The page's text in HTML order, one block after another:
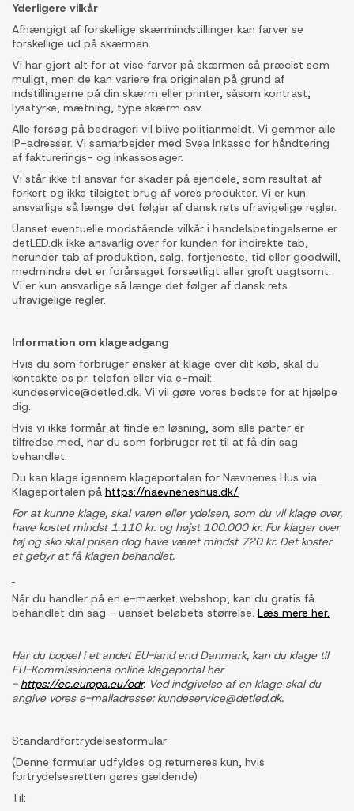
Yderligere vilkår
Afhængigt af forskellige skærmindstillinger kan farver se
forskellige ud på skærmen.
Vi har gjort alt for at vise farver på skærmen så præcist som
muligt, men de kan variere fra originalen på grund af
indstillingerne på din skærm eller printer, såsom kontrast,
lysstyrke, mætning, type skærm osv.
Alle forsøg på bedrageri vil blive politianmeldt. Vi gemmer alle
IP-adresser. Vi samarbejder med Svea Inkasso for håndtering
af fakturerings- og inkassosager.
Vi står ikke til ansvar for skader på ejendele, som resultat af
forkert og ikke tilsigtet brug af vores produkter. Vi er kun
ansvarlige så længe det følger af dansk rets ufravigelige regler.
Uanset eventuelle modstående vilkår i handelsbetingelserne er
detLED.dk ikke ansvarlig over for kunden for indirekte tab,
herunder tab af produktion, salg, fortjeneste, tid eller goodwill,
medmindre det er forårsaget forsætligt eller groft uagtsomt.
Vi er kun ansvarlige så længe det følger af dansk rets
ufravigelige regler.
Information om klageadgang
Hvis du som forbruger ønsker at klage over dit køb, skal du
kontakte os pr. telefon eller via e-mail:
kundeservice@detled.dk. Vi vil gøre vores bedste for at hjælpe
dig.
Hvis vi ikke formår at finde en løsning, som alle parter er
tilfredse med, har du som forbruger ret til at få din sag
behandlet:
Du kan klage igennem klageportalen for Nævnenes Hus via.
Klageportalen på https://naevneneshus.dk/
For at kunne klage, skal varen eller ydelsen, som du vil klage over,
have kostet mindst 1.110 kr. og højst 100.000 kr. For klager over
tøj og sko skal prisen dog have været mindst 720 kr. Det koster
et gebyr at få klagen behandlet.
Når du handler på en e-mærket webshop, kan du gratis få
behandlet din sag - uanset beløbets størrelse. Læs mere her.
Har du bopæl i et andet EU-land end Danmark, kan du klage til
EU-Kommissionens online klageportal her
- https://ec.europa.eu/odr. Ved indgivelse af en klage skal du
angive vores e-mailadresse: kundeservice@detled.dk.
Standardfortrydelsesformular
(Denne formular udfyldes og returneres kun, hvis
fortrydelsesretten gøres gældende)
Til: